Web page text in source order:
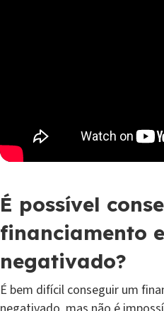
É possível
financiamento
negativado?
É bem difícil conseguir um